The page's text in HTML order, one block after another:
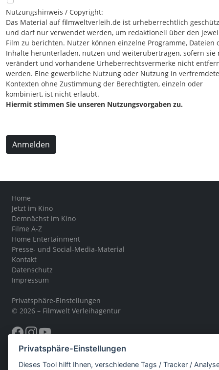
Nutzungshinweis / Copyright:
Das Material auf filmweltverleih.de ist urheberrechtlich
und darf nur verwendet werden, um redaktionell über den
Film zu berichten. Nutzer können einzelne Programme, Dateien
Inhalte herunterladen, nutzen und weiterübertragen, sofern sie
verändert und vorhandene Urheberrechtsvermerke nicht
werden. Eine gewerbliche Nutzung oder Nutzung in
Kontexten ohne Zustimmung der Berechtigten, einzeln oder
kombiniert, ist nicht erlaubt.
Hiermit stimmen Sie unseren Nutzungsvorgaben zu.
Anmelden
Home
Jetzt im Kino
Demnächst im Kino
Filme A-Z
Home Entertainment
Presse- und Social-Media-Material
Kontakt
Datenschutz
Impressum
Privatsphäre-Einstellungen
© 2026 – Filmwelt Verleihagentur
Privatsphäre-Einstellungen
Dieses Tool hilft Ihnen, verschiedene Tags / Tracker /